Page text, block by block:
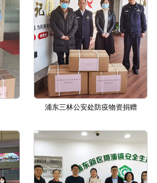
浦东三林公安处防疫物资捐赠